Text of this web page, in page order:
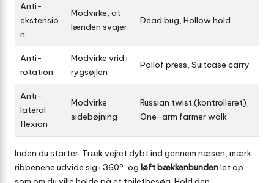
Anti-
ekstensio
n
Modvirke, at
lænden svajer
Dead bug, Hollow hold
Anti-
rotation
Modvirke vrid i
rygsøjlen
Pallof press, Suitcase carry
Anti-
lateral
flexion
Modvirke
sidebøjning
Russian twist (kontrolleret),
One-arm farmer walk
Inden du starter: Træk vejret dybt ind gennem næsen, mærk
ribbenene udvide sig i 360°, og løft bækkenbundenlet op